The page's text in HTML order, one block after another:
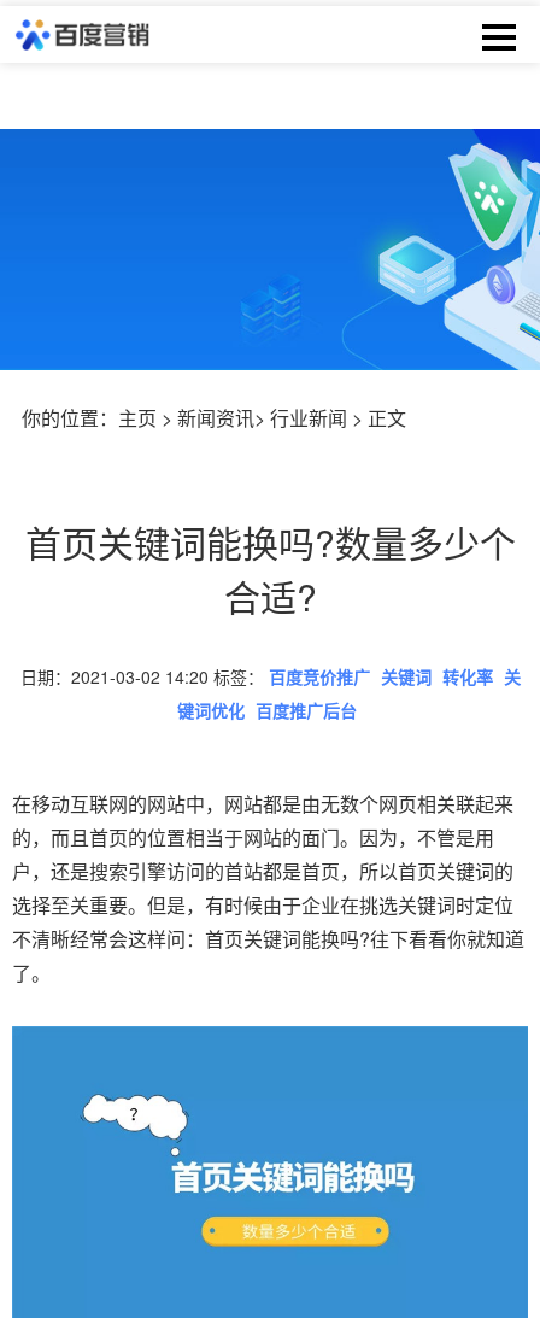
你的位置： 主页 > 新闻资讯> 行业新闻 > 正文
首页关键词能换吗?数量多少个
合适?
日期：2021-03-02 14:20 标签： 百度竞价推广 关键词 转化率 关
键词优化 百度推广后台
在移动互联网的网站中，网站都是由无数个网页相关联起来
的，而且首页的位置相当于网站的面门。因为，不管是用
户，还是搜索引擎访问的首站都是首页，所以首页关键词的
选择至关重要。但是，有时候由于企业在挑选关键词时定位
不清晰经常会这样问：首页关键词能换吗?往下看看你就知道
了。